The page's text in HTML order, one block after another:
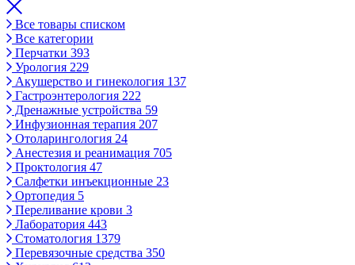
Все товары списком
Все категории
Перчатки 393
Урология 229
Акушерство и гинекология 137
Гастроэнтерология 222
Дренажные устройства 59
Инфузионная терапия 207
Отоларингология 24
Анестезия и реанимация 705
Проктология 47
Салфетки инъекционные 23
Ортопедия 5
Переливание крови 3
Лаборатория 443
Стоматология 1379
Перевязочные средства 350